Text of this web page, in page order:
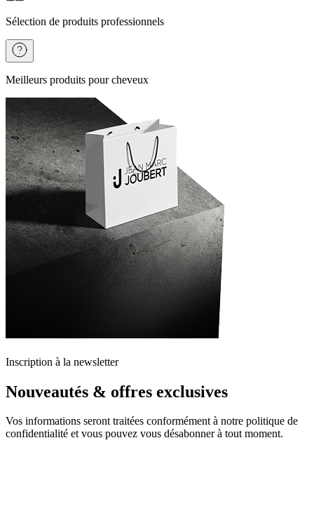
Sélection de produits professionnels
Meilleurs produits pour cheveux
Inscription à la newsletter
Nouveautés & offres exclusives
Vos informations seront traitées conformément à notre politique de
confidentialité et vous pouvez vous désabonner à tout moment.